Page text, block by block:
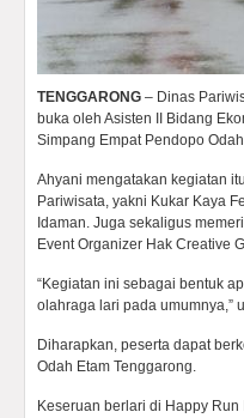
TENGGARONG – Dinas
buka oleh Asisten II Bidang
Simpang Empat Pendopo
Ahyani mengatakan kegiatan
Pariwisata, yakni Kukar Kaya
Idaman. Juga sekaligus
Event Organizer Hak Creative
“Kegiatan ini sebagai bentuk
olahraga lari pada umumnya,”
Diharapkan, peserta dapat
Odah Etam Tenggarong.
Keseruan berlari di Happy